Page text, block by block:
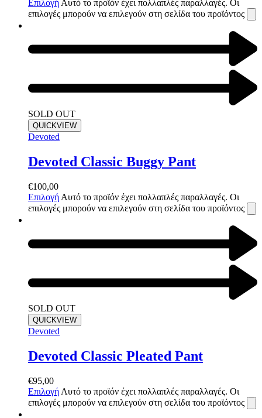
Επιλογή Αυτό το προϊόν έχει πολλαπλές παραλλαγές. Οι
επιλογές μπορούν να επιλεγούν στη σελίδα του προϊόντος
SOLD OUT
QUICKVIEW
Devoted
Devoted Classic Buggy Pant
€100,00
Επιλογή Αυτό το προϊόν έχει πολλαπλές παραλλαγές. Οι
επιλογές μπορούν να επιλεγούν στη σελίδα του προϊόντος
SOLD OUT
QUICKVIEW
Devoted
Devoted Classic Pleated Pant
€95,00
Επιλογή Αυτό το προϊόν έχει πολλαπλές παραλλαγές. Οι
επιλογές μπορούν να επιλεγούν στη σελίδα του προϊόντος